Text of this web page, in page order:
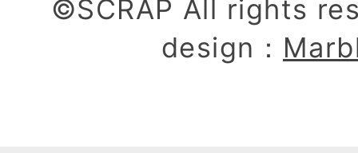
©SCRAP All rights
design：